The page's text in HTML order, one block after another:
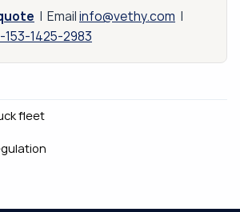
| Email info@vethy.com |
153-1425-2983
fleet